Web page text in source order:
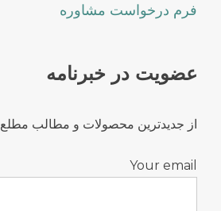
فرم درخواست مشاوره
عضویت در خبرنامه
از جدیدترین محصولات و مطالب
Your email